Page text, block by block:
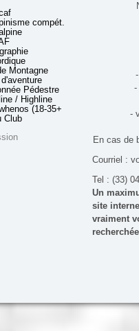
compét.
Montagne
Pédestre
/ Highline
(18-35+ ans)
Club
-
-
En cas de
Courriel :
Tel : (33)
Un
site
vraiment